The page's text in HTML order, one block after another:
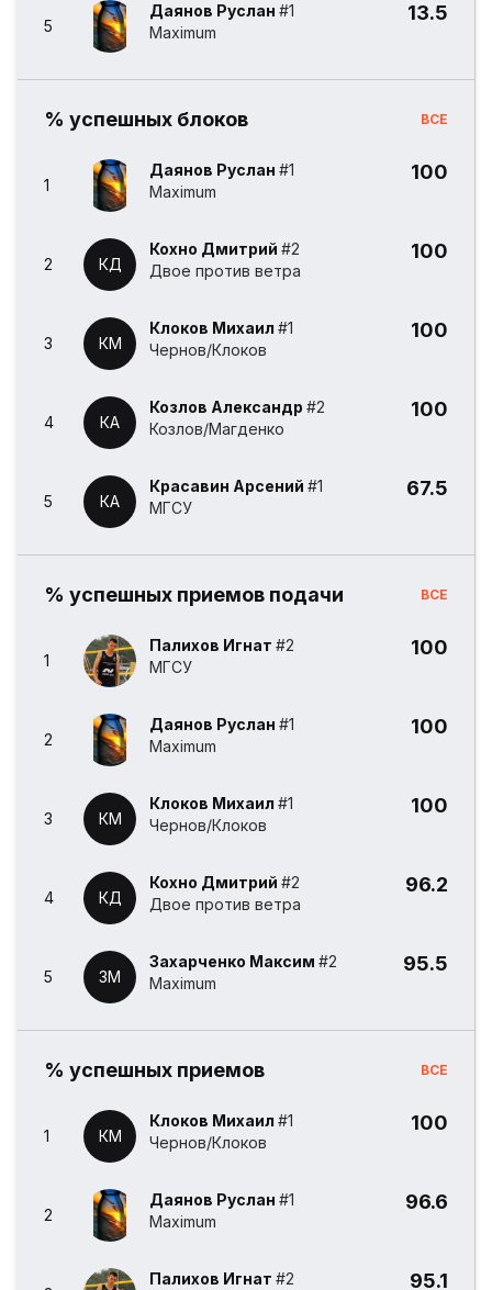
5
Даянов Руслан #1
Maximum
13.5
% успешных блоков ВСЕ
1
Даянов Руслан #1
Maximum
100
2 КД
Кохно Дмитрий #2
Двое против ветра
100
3 КМ
Клоков Михаил #1
Чернов/Клоков
100
4 КА
Козлов Александр #2
Козлов/Магденко
100
5 КА
Красавин Арсений #1
МГСУ
67.5
% успешных приемов подачи ВСЕ
1
Палихов Игнат #2
МГСУ
100
2
Даянов Руслан #1
Maximum
100
3 КМ
Клоков Михаил #1
Чернов/Клоков
100
4 КД
Кохно Дмитрий #2
Двое против ветра
96.2
5 ЗМ
Захарченко Максим #2
Maximum
95.5
% успешных приемов ВСЕ
1 КМ
Клоков Михаил #1
Чернов/Клоков
100
2
Даянов Руслан #1
Maximum
96.6
Палихов Игнат #2 95.1